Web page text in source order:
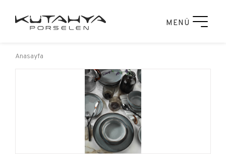
MENÜ
Anasayfa